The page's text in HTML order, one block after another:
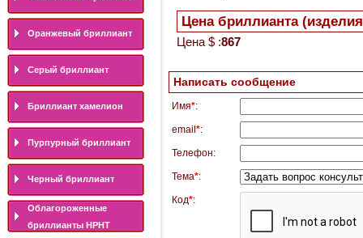
Оранжевый бриллиант
Серый бриллиант
Бриллиант хамелион
Пурпурный бриллиант
Черный бриллиант
Облагороженные
бриллианты HPHT
Цена бриллианта
Цена $ :867
Написать сообщение
Имя*:
email*:
Телефон:
Тема*:
Код*: